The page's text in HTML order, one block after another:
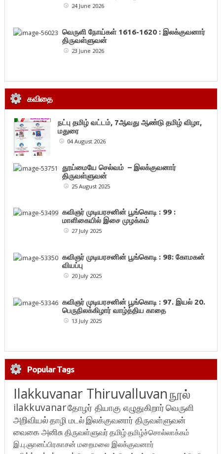
24 June 2026
வெருளி நோய்கள் 1616-1620 : இலக்குவனார்
திருவள்ளுவன்
23 June 2026
கவிதை
நட்பு தமிழ் வட்டம், 7ஆவது ஆண்டு தமிழ் விழா,
மதுரை
04 August 2026
தூய்மையே செல்வம் – இலக்குவனார்
திருவள்ளுவன்
25 August 2025
கவிஞர் முடியரசனின் பூங்கொடி : 99 :
மாளிகையில் இசை முழக்கம்
27 July 2025
கவிஞர் முடியரசனின் பூங்கொடி : 98: கோமகன்
வியப்பு
20 July 2025
கவிஞர் முடியரசனின் பூங்கொடி : 97. இயல் 20.
பெருநிலக்கிழார் வாழ்த்திய காதை
13 July 2025
Popular Tags
Ilakkuvanar Thiruvalluvanநூல்
ilakkuvanarதோழர் தியாகு எழுதுகிறார்வெருளி
அறிவியல்தாழி மடல்இலக்குவனார் திருவள்ளுவன்
வைகை அனிசுதிருவள்ளுவர்தமிழ்தமிழ்ச்சொல்லாக்கம்
இ.பு.ஞானப்பிரகாசன் மறைமலை இலக்குவனார்